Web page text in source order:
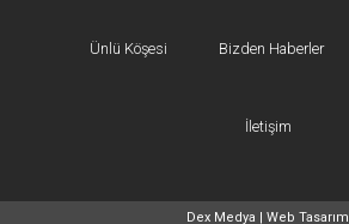
Ünlü Köşesi Bizden Haberler
İletişim
Dex Medya | Web Tasarım